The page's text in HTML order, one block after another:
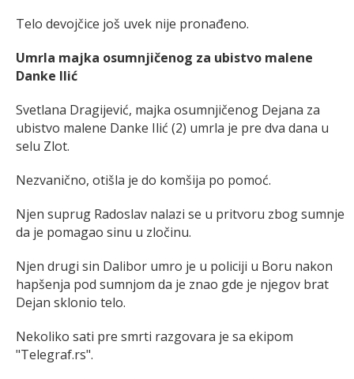
Telo devojčice još uvek nije pronađeno.
Umrla majka osumnjičenog za ubistvo malene
Danke Ilić
Svetlana Dragijević, majka osumnjičenog Dejana za
ubistvo malene Danke Ilić (2) umrla je pre dva dana u
selu Zlot.
Nezvanično, otišla je do komšija po pomoć.
Njen suprug Radoslav nalazi se u pritvoru zbog sumnje
da je pomagao sinu u zločinu.
Njen drugi sin Dalibor umro je u policiji u Boru nakon
hapšenja pod sumnjom da je znao gde je njegov brat
Dejan sklonio telo.
Nekoliko sati pre smrti razgovara je sa ekipom
"Telegraf.rs".